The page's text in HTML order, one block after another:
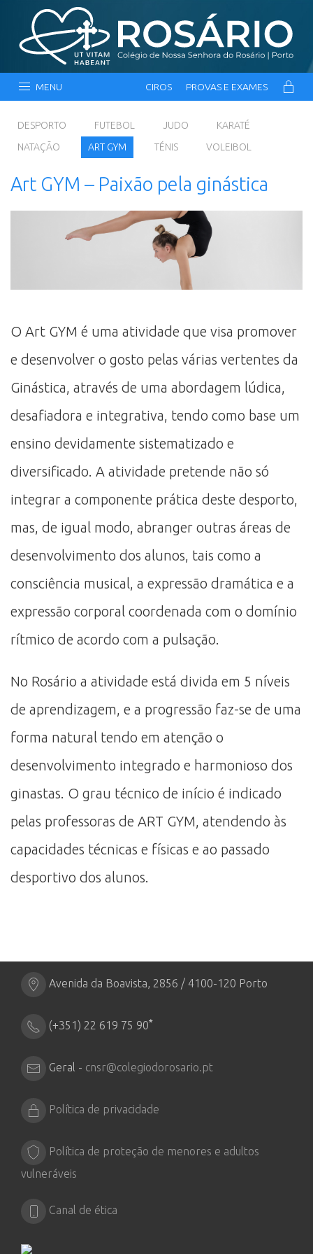
MENU CIROS PROVAS E EXAMES
DESPORTO FUTEBOL JUDO
KARATÉ
NATAÇÃO
ART GYM TÉNIS VOLEIBOL
Art GYM – Paixão pela ginástica
O Art GYM é uma atividade que visa promover
e desenvolver o gosto pelas várias vertentes da
Ginástica, através de uma abordagem lúdica,
desafiadora e integrativa, tendo como base um
ensino devidamente sistematizado e
diversificado. A atividade pretende não só
integrar a componente prática deste desporto,
mas, de igual modo, abranger outras áreas de
desenvolvimento dos alunos, tais como a
consciência musical, a expressão dramática e a
expressão corporal coordenada com o domínio
rítmico de acordo com a pulsação.
No Rosário a atividade está divida em 5 níveis
de aprendizagem, e a progressão faz-se de uma
forma natural tendo em atenção o
desenvolvimento integrado e harmonioso dos
ginastas. O grau técnico de início é indicado
pelas professoras de ART GYM, atendendo às
capacidades técnicas e físicas e ao passado
desportivo dos alunos.
Avenida da Boavista, 2856 / 4100-120 Porto
(+351) 22 619 75 90*
Geral - cnsr@colegiodorosario.pt
Política de privacidade
Política de proteção de menores e adultos
vulneráveis
Canal de ética